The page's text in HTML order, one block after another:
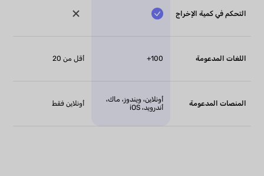
التحكم في كمية الإخراج
اللغات المدعومة 100+ أقل من 20
المنصات المدعومة
أونلاين، ويندوز، ماك،
أندرويد، iOS
أونلاين فقط